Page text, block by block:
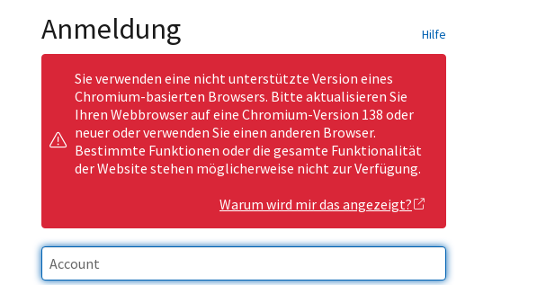
Anmeldung Hilfe
Sie verwenden eine nicht unterstützte Version eines
Chromium-basierten Browsers. Bitte aktualisieren Sie
Ihren Webbrowser auf eine Chromium-Version 138 oder
neuer oder verwenden Sie einen anderen Browser.
Bestimmte Funktionen oder die gesamte Funktionalität
der Website stehen möglicherweise nicht zur Verfügung.
Warum wird mir das angezeigt?